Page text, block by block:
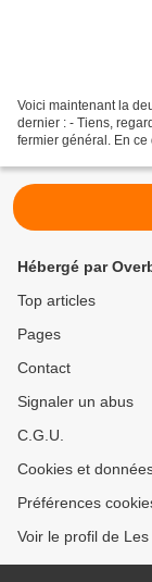
Voici maintenant la
dernier : - Tiens,
fermier général. En
Hébergé par
Top articles
Pages
Contact
Signaler un abus
C.G.U.
Cookies et
Préférences
Voir le profil de